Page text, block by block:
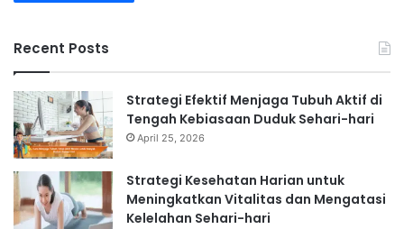
Recent Posts
Strategi Efektif Menjaga Tubuh Aktif di
Tengah Kebiasaan Duduk Sehari-hari
April 25, 2026
Strategi Kesehatan Harian untuk
Meningkatkan Vitalitas dan Mengatasi
Kelelahan Sehari-hari